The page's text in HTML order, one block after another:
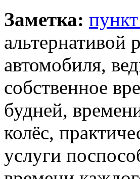
Заметка:
альтернативой
автомобиля,
собственное
будней,
колёс,
услуги